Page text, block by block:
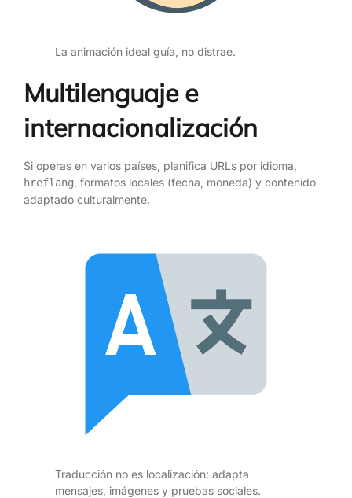
La animación ideal guía, no distrae.
Multilenguaje e
internacionalización
Si operas en varios países, planifica URLs por idioma,
hreflang , formatos locales (fecha, moneda) y contenido
adaptado culturalmente.
Traducción no es localización: adapta
mensajes, imágenes y pruebas sociales.